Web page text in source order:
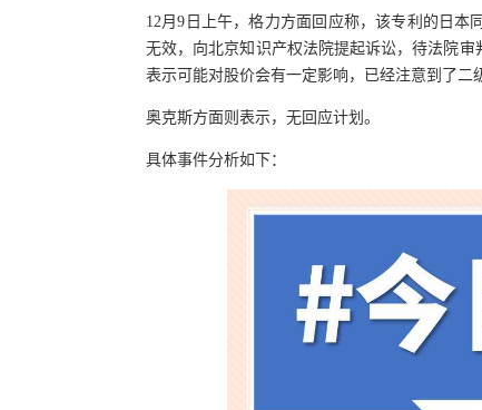
12月9日上午，格力方面回应称，该专利的日本
无效，向北京知识产权法院提起诉讼，待法院
表示可能对股价会有一定影响，已经注意到了二
奥克斯方面则表示，无回应计划。
具体事件分析如下：